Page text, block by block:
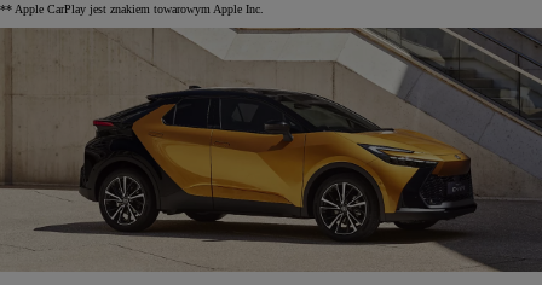
** Apple CarPlay jest znakiem towarowym Apple Inc.